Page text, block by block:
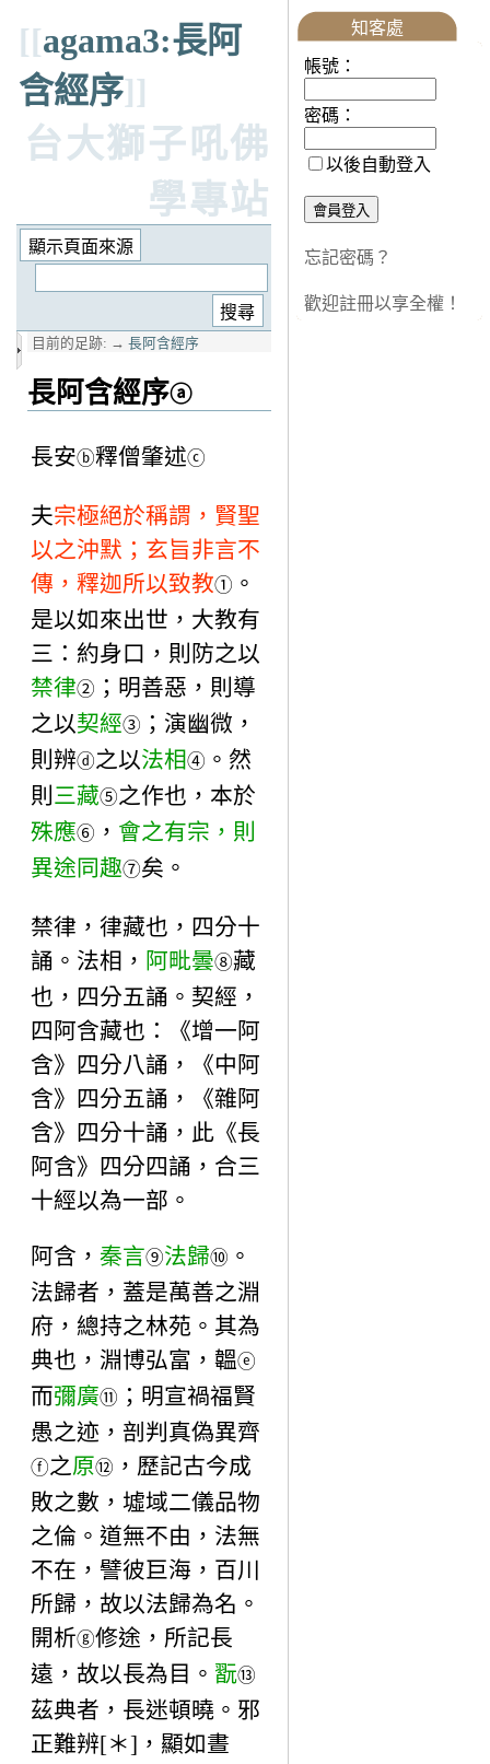
[[agama3:長阿
含經序]]
台大獅子吼佛
學專站
目前的足跡: → 長阿含經序
長阿含經序ⓐ
長安ⓑ釋僧肇述ⓒ
夫宗極絕於稱謂，賢聖
以之沖默；玄旨非言不
傳，釋迦所以致教① 。
是以如來出世，大教有
三：約身口，則防之以
禁律② ；明善惡，則導
之以契經③ ；演幽微，
則辨ⓓ之以法相④ 。然
則 三藏⑤之作也，本於
殊應⑥ ， 會之有宗，則
異途同趣⑦矣。
禁律，律藏也，四分十
誦。法相， 阿毗曇⑧藏
也，四分五誦。契經，
四阿含藏也：《增一阿
含》四分八誦，《中阿
含》四分五誦，《雜阿
含》四分十誦，此《長
阿含》四分四誦，合三
十經以為一部。
阿含， 秦言⑨法歸⑩ 。
法歸者，蓋是萬善之淵
府，總持之林苑。其為
典也，淵博弘富，韞ⓔ
而彌廣⑪ ；明宣禍福賢
愚之迹，剖判真偽異齊
ⓕ之原⑫ ，歷記古今成
敗之數，墟域二儀品物
之倫。道無不由，法無
不在，譬彼巨海，百川
所歸，故以法歸為名。
開析ⓖ修途，所記長
遠，故以長為目。 翫⑬
茲典者，長迷頓曉。邪
正難辨[＊]，顯如晝
知客處
帳號：
密碼：
以後自動登入
忘記密碼？
歡迎註冊以享全權！